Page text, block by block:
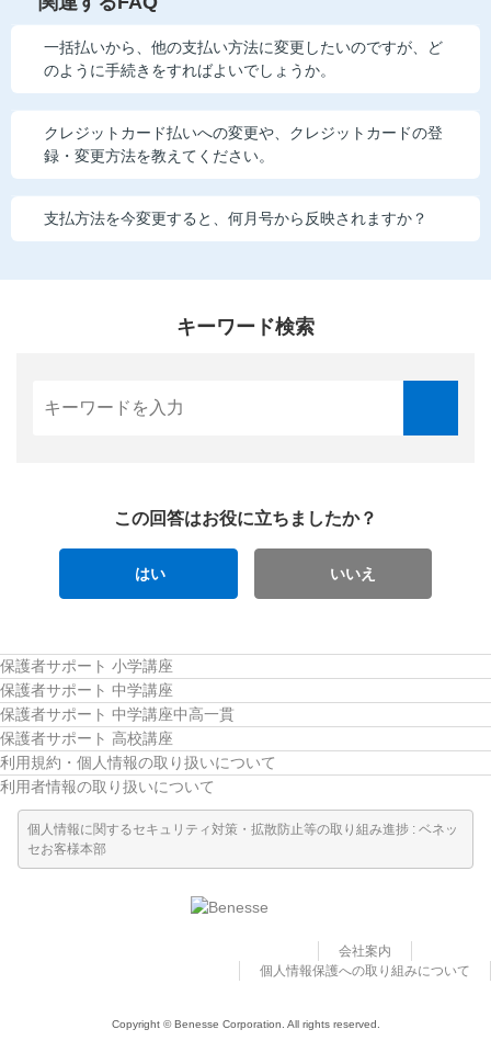
一括払いから、他の支払い方法に変更したいのですが、ど
のように手続きをすればよいでしょうか。
クレジットカード払いへの変更や、クレジットカードの登
録・変更方法を教えてください。
支払方法を今変更すると、何月号から反映されますか？
キーワード検索
この回答はお役に立ちましたか？
はい いいえ
保護者サポート 小学講座
保護者サポート 中学講座
保護者サポート 中学講座中高一貫
保護者サポート 高校講座
利用規約・個人情報の取り扱いについて
利用者情報の取り扱いについて
個人情報に関するセキュリティ対策・拡散防止等の取り組み進捗 : ベネッ
セお客様本部
Copyright © Benesse Corporation. All rights reserved.
会社案内
個人情報保護への取り組みについて